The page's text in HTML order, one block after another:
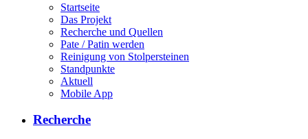
Startseite
Das Projekt
Recherche und Quellen
Pate / Patin werden
Reinigung von Stolpersteinen
Standpunkte
Aktuell
Mobile App
Recherche